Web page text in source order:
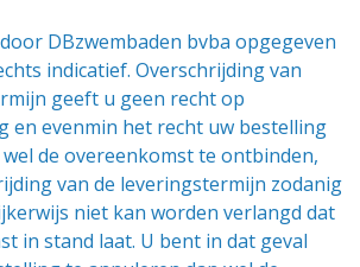
DBzwembaden bvba opgegeven
indicatief. Overschrijding van
geeft u geen recht op
en evenmin het recht uw bestelling
de overeenkomst te ontbinden,
van de leveringstermijn zodanig
niet kan worden verlangd dat
in stand laat. U bent in dat geval